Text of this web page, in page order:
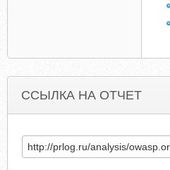
ССЫЛКА НА ОТЧЕТ